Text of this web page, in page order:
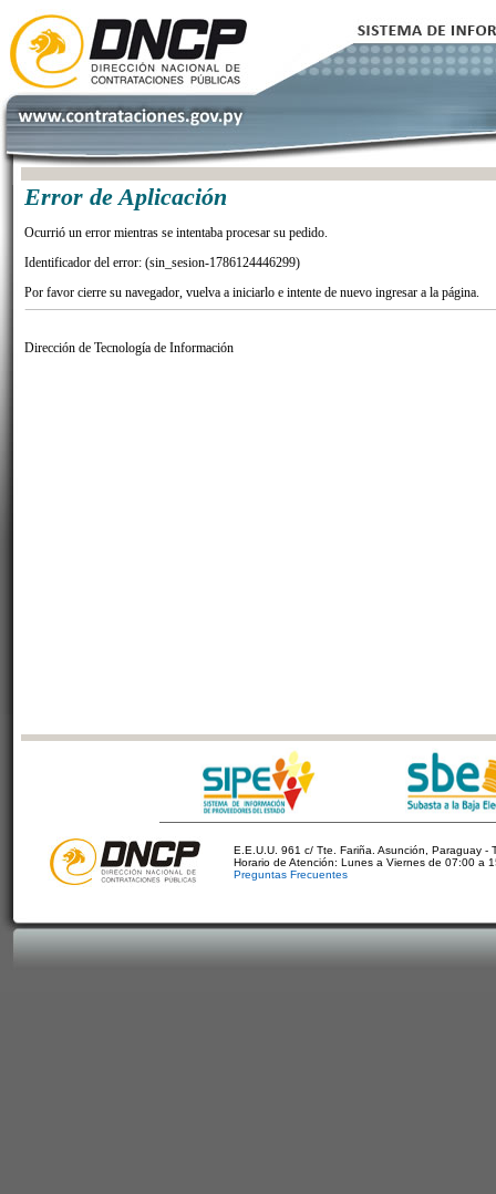
Error de Aplicación
Ocurrió un error mientras se intentaba procesar su pedido.
Identificador del error: (sin_sesion-1786124446299)
Por favor cierre su navegador, vuelva a iniciarlo e intente de nuevo ingresar a la página.
Dirección de Tecnología de Información
E.E.U.U. 961 c/ Tte. Fariña. Asunción, Paraguay -
Horario de Atención: Lunes a Viernes de 07:00 a
Preguntas Frecuentes